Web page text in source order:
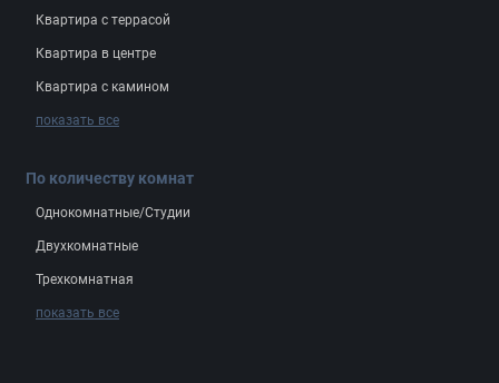
Квартира с террасой
Квартира в центре
Квартира с камином
показать все
По количеству комнат
Однокомнатные/Студии
Двухкомнатные
Трехкомнатная
показать все